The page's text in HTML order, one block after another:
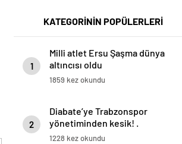
KATEGORİNİN POPÜLERLERİ
1
Milli atlet Ersu Şaşma dünya
altıncısı oldu
1859 kez okundu
2
Diabate’ye Trabzonspor
yönetiminden kesik! .
1228 kez okundu